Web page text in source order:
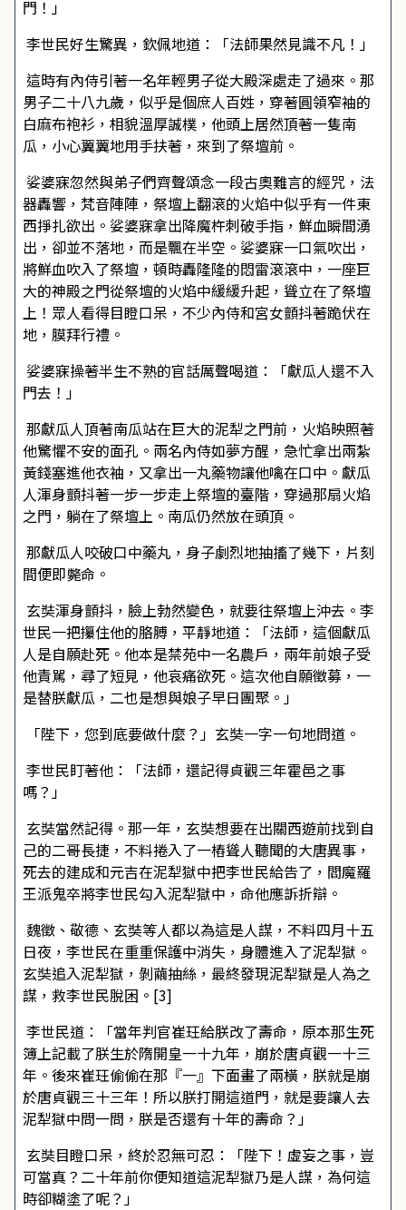
門！」
李世民好生驚異，欽佩地道：「法師果然見識不凡！」
這時有內侍引著一名年輕男子從大殿深處走了過來。那
男子二十八九歲，似乎是個庶人百姓，穿著圓領窄袖的
白麻布袍衫，相貌溫厚誠樸，他頭上居然頂著一隻南
瓜，小心翼翼地用手扶著，來到了祭壇前。
娑婆寐忽然與弟子們齊聲頌念一段古奧難言的經咒，法
器轟響，梵音陣陣，祭壇上翻滾的火焰中似乎有一件東
西掙扎欲出。娑婆寐拿出降魔杵刺破手指，鮮血瞬間湧
出，卻並不落地，而是飄在半空。娑婆寐一口氣吹出，
將鮮血吹入了祭壇，頓時轟隆隆的悶雷滾滾中，一座巨
大的神殿之門從祭壇的火焰中緩緩升起，聳立在了祭壇
上！眾人看得目瞪口呆，不少內侍和宮女顫抖著跪伏在
地，膜拜行禮。
娑婆寐操著半生不熟的官話厲聲喝道：「獻瓜人還不入
門去！」
那獻瓜人頂著南瓜站在巨大的泥犁之門前，火焰映照著
他驚懼不安的面孔。兩名內侍如夢方醒，急忙拿出兩紮
黃錢塞進他衣袖，又拿出一丸藥物讓他噙在口中。獻瓜
人渾身顫抖著一步一步走上祭壇的臺階，穿過那扇火焰
之門，躺在了祭壇上。南瓜仍然放在頭頂。
那獻瓜人咬破口中藥丸，身子劇烈地抽搐了幾下，片刻
間便即斃命。
玄奘渾身顫抖，臉上勃然變色，就要往祭壇上沖去。李
世民一把攥住他的胳膊，平靜地道：「法師，這個獻瓜
人是自願赴死。他本是禁苑中一名農戶，兩年前娘子受
他責駡，尋了短見，他哀痛欲死。這次他自願徵募，一
是替朕獻瓜，二也是想與娘子早日團聚。」
「陛下，您到底要做什麼？」玄奘一字一句地問道。
李世民盯著他：「法師，還記得貞觀三年霍邑之事
嗎？」
玄奘當然記得。那一年，玄奘想要在出關西遊前找到自
己的二哥長捷，不料捲入了一樁聳人聽聞的大唐異事，
死去的建成和元吉在泥犁獄中把李世民給告了，閻魔羅
王派鬼卒將李世民勾入泥犁獄中，命他應訴折辯。
魏徵、敬德、玄奘等人都以為這是人謀，不料四月十五
日夜，李世民在重重保護中消失，身體進入了泥犁獄。
玄奘追入泥犁獄，剝繭抽絲，最終發現泥犁獄是人為之
謀，救李世民脫困。[3]
李世民道：「當年判官崔玨給朕改了壽命，原本那生死
簿上記載了朕生於隋開皇一十九年，崩於唐貞觀一十三
年。後來崔玨偷偷在那『一』下面畫了兩橫，朕就是崩
於唐貞觀三十三年！所以朕打開這道門，就是要讓人去
泥犁獄中問一問，朕是否還有十年的壽命？」
玄奘目瞪口呆，終於忍無可忍：「陛下！虛妄之事，豈
可當真？二十年前你便知道這泥犁獄乃是人謀，為何這
時卻糊塗了呢？」